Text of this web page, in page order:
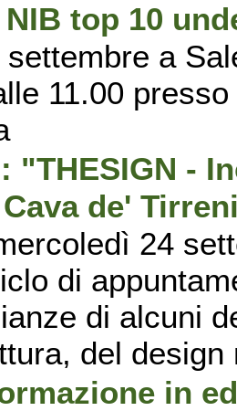
top 10
a
11.00
"THESIGN -
de'
24
di
di alcuni
del
in